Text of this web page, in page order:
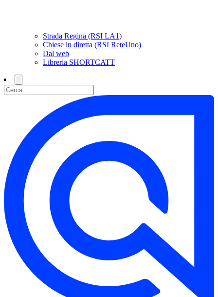
Strada Regina (RSI LA1)
Chiese in diretta (RSI ReteUno)
Dal web
Libreria SHORTCATT